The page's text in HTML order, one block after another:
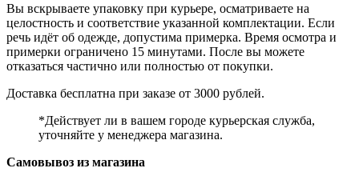
Вы вскрываете упаковку при курьере, осматриваете на
целостность и соответствие указанной комплектации. Если
речь идёт об одежде, допустима примерка. Время осмотра и
примерки ограничено 15 минутами. После вы можете
отказаться частично или полностью от покупки.
Доставка бесплатна при заказе от 3000 рублей.
*Действует ли в вашем городе курьерская служба,
уточняйте у менеджера магазина.
Самовывоз из магазина